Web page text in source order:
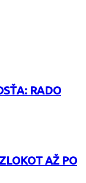
RADO
AŽ PO